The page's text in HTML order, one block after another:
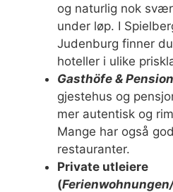
og naturlig nok
under løp. I
Judenburg finner
hoteller i ulike
Gasthöfe &
gjestehus og
mer autentisk og
Mange har også
restauranter.
Private utleiere
(